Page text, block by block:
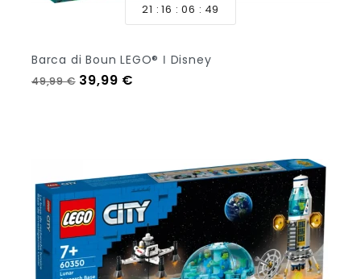
21 16 06 47
Barca di Boun LEGO® ǀ Disney
Prezzo regolare
49,99 € Prezzo
39,99 €